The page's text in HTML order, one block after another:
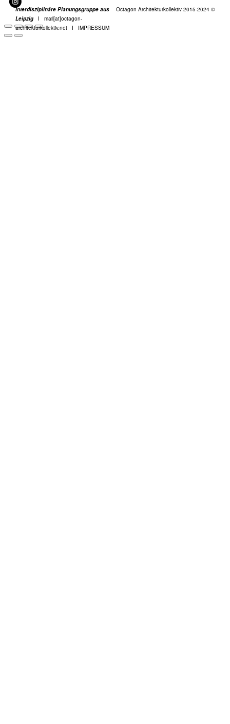
Interdisziplinäre Planungsgruppe aus
Leipzig I
mail[at]octagon-
architekturkollektiv.net I IMPRESSUM
Octagon Architekturkollektiv 2015-2024 ©